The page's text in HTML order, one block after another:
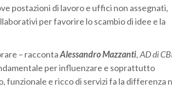
postazioni di lavoro e uffici non assegnati,
per favorire lo scambio di idee e la
– raccontaAlessandro Mazzanti, AD di
per influenzare e soprattutto
funzionale e ricco di servizi fa la differenza